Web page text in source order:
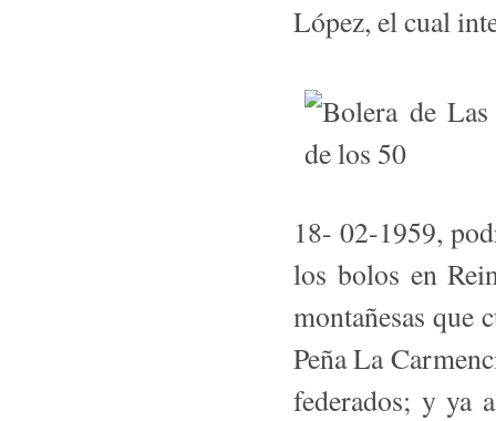
López, el cual
18- 02-1959,
los bolos en
mon­tañesas que
Peña La
federados; y ya